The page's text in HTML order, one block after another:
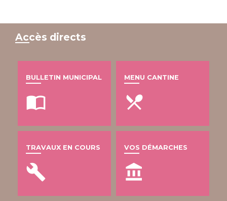
Accès directs
BULLETIN MUNICIPAL
import_contacts
MENU CANTINE
local_dining
TRAVAUX EN COURS
build
VOS DÉMARCHES
account_balance